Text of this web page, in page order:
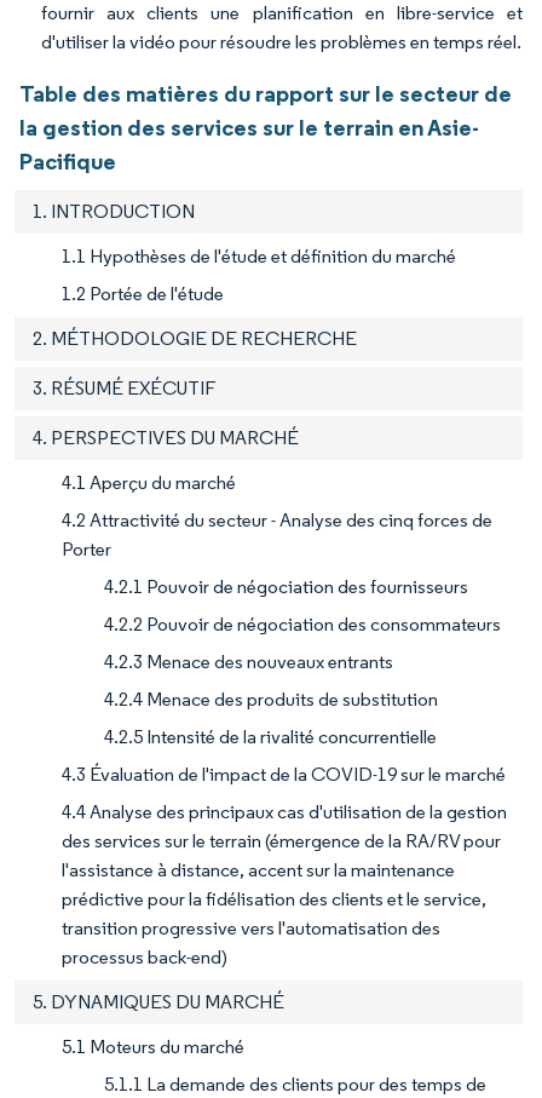
fournir aux clients une planification en libre-service et
d'utiliser la vidéo pour résoudre les problèmes en temps réel.
Table des matières du rapport sur le secteur de
la gestion des services sur le terrain en Asie-
Pacifique
1. INTRODUCTION
1.1 Hypothèses de l'étude et définition du marché
1.2 Portée de l'étude
2. MÉTHODOLOGIE DE RECHERCHE
3. RÉSUMÉ EXÉCUTIF
4. PERSPECTIVES DU MARCHÉ
4.1 Aperçu du marché
4.2 Attractivité du secteur - Analyse des cinq forces de
Porter
4.2.1 Pouvoir de négociation des fournisseurs
4.2.2 Pouvoir de négociation des consommateurs
4.2.3 Menace des nouveaux entrants
4.2.4 Menace des produits de substitution
4.2.5 Intensité de la rivalité concurrentielle
4.3 Évaluation de l'impact de la COVID-19 sur le marché
4.4 Analyse des principaux cas d'utilisation de la gestion
des services sur le terrain (émergence de la RA/RV pour
l'assistance à distance, accent sur la maintenance
prédictive pour la fidélisation des clients et le service,
transition progressive vers l'automatisation des
processus back-end)
5. DYNAMIQUES DU MARCHÉ
5.1 Moteurs du marché
5.1.1 La demande des clients pour des temps de